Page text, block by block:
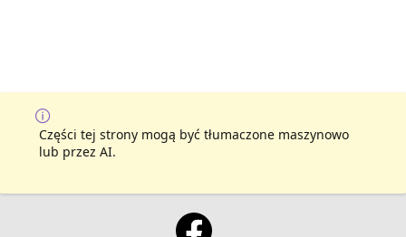
Części tej strony mogą być tłumaczone maszynowo
lub przez AI.